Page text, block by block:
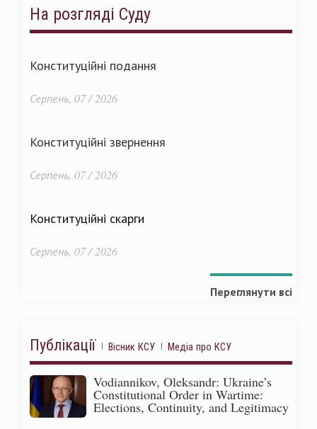
На розгляді Суду
Конституційні подання
Серпень, 07 / 2026
Конституційні звернення
Серпень, 07 / 2026
Конституційні скарги
Серпень, 07 / 2026
Переглянути всі
Публікації Вісник КСУ Медіа про КСУ
Vodiannikov, Oleksandr: Ukraine’s
Constitutional Order in Wartime:
Elections, Continuity, and Legitimacy